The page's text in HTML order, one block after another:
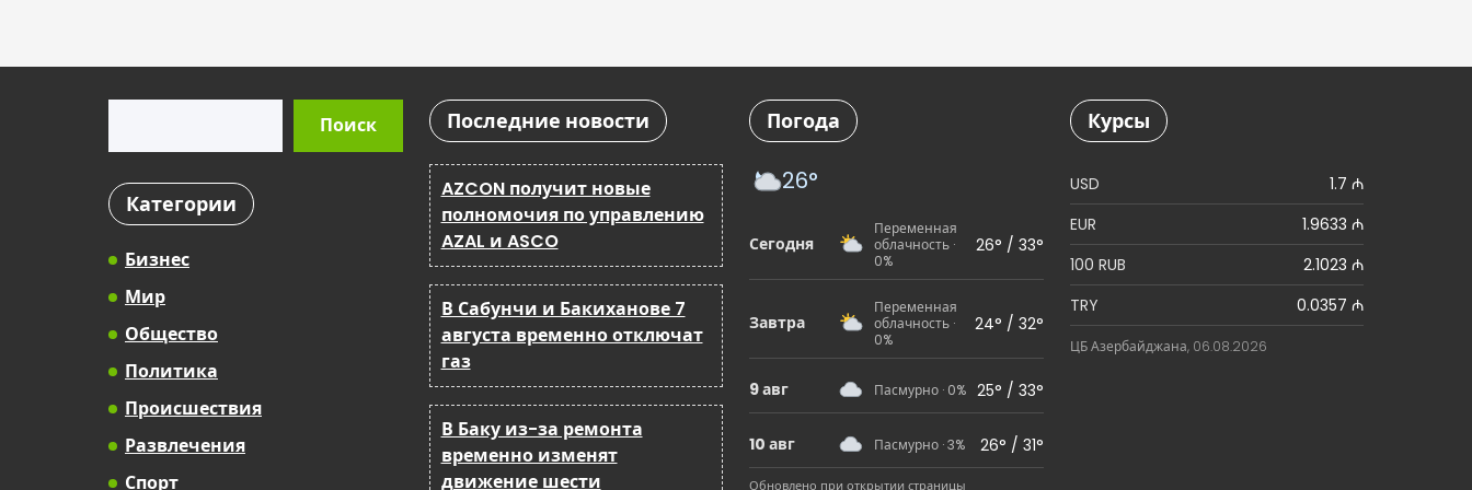
Поиск
Категории
Бизнес
Мир
Общество
Политика
Происшествия
Развлечения
Спорт
Последние новости
AZCON получит новые
полномочия по управлению
AZAL и ASCO
В Сабунчи и Бакиханове 7
августа временно отключат
газ
В Баку из-за ремонта
временно изменят
движение шести
Погода
26°
Сегодня
Переменная
облачность ·
0%
26° / 33°
Завтра
Переменная
облачность ·
0%
24° / 32°
9 авг Пасмурно · 0% 25° / 33°
10 авг Пасмурно · 3% 26° / 31°
Обновлено при открытии страницы
Курсы
USD
1.7 ₼
EUR
1.9633 ₼
100 RUB
2.1023 ₼
TRY
0.0357 ₼
ЦБ Азербайджана, 06.08.2026